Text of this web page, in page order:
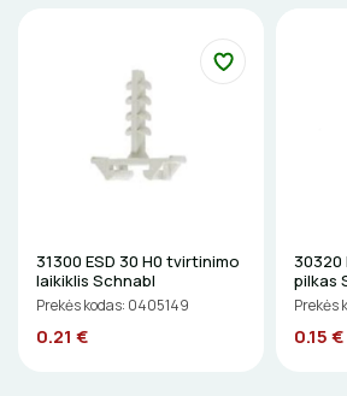
ETIKEČIŲ SPAUSDINTUVAI
PJOVIMO ĮRANKIAI
KALIMO ĮRANKIAI
ELEKTRINIAI ĮRANKIAI
31300 ESD 30 H0 tvirtinimo
laikiklis Schnabl
Prekės kodas: 0405149
0.21 €
30320
pilkas
Prekės
0.15 €